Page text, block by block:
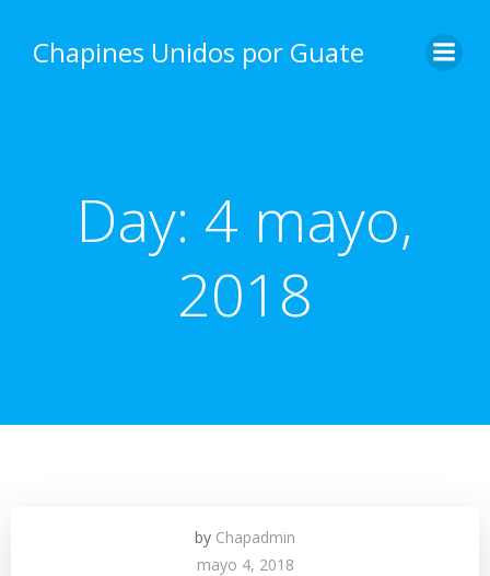
content
Chapines Unidos por Guate
Day: 4 mayo,
2018
by Chapadmin
mayo 4, 2018